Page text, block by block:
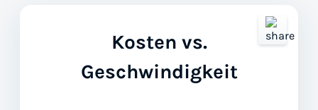
Kosten vs.
Geschwindigkeit